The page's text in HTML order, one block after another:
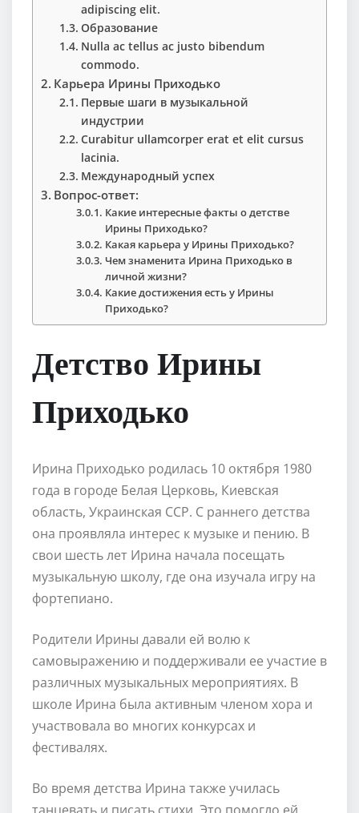
adipiscing elit.
Образование
Nulla ac tellus ac justo bibendum
commodo.
Карьера Ирины Приходько
Первые шаги в музыкальной
индустрии
Curabitur ullamcorper erat et elit cursus
lacinia.
Международный успех
Вопрос-ответ:
Какие интересные факты о детстве
Ирины Приходько?
Какая карьера у Ирины Приходько?
Чем знаменита Ирина Приходько в
личной жизни?
Какие достижения есть у Ирины
Приходько?
Детство Ирины
Приходько
Ирина Приходько родилась 10 октября 1980
года в городе Белая Церковь, Киевская
область, Украинская ССР. С раннего детства
она проявляла интерес к музыке и пению. В
свои шесть лет Ирина начала посещать
музыкальную школу, где она изучала игру на
фортепиано.
Родители Ирины давали ей волю к
самовыражению и поддерживали ее участие в
различных музыкальных мероприятиях. В
школе Ирина была активным членом хора и
участвовала во многих конкурсах и
фестивалях.
Во время детства Ирина также училась